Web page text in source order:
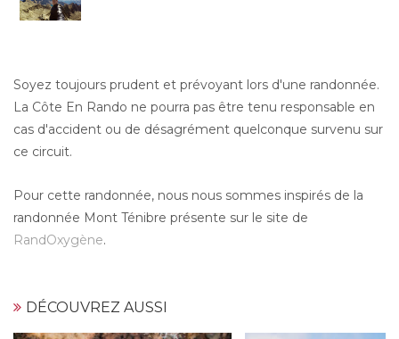
Soyez toujours prudent et prévoyant lors d'une randonnée.
La Côte En Rando ne pourra pas être tenu responsable en
cas d'accident ou de désagrément quelconque survenu sur
ce circuit.
Pour cette randonnée, nous nous sommes inspirés de la
randonnée Mont Ténibre présente sur le site de
RandOxygène.
DÉCOUVREZ AUSSI